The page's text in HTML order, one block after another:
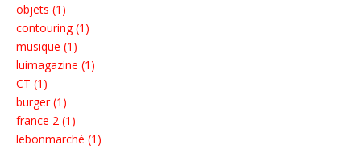
objets (1)
contouring (1)
musique (1)
luimagazine (1)
CT (1)
burger (1)
france 2 (1)
lebonmarché (1)